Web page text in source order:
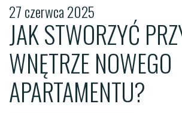
JAK STWORZYĆ
WNĘTRZE NOWEGO
APARTAMENTU?
27 czerwca 2025